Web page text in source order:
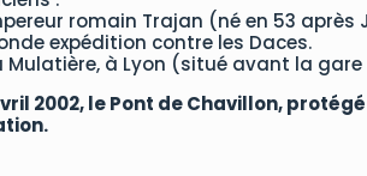
romain Trajan (né en 53
expédition contre les Daces.
Mulatière, à Lyon (situé avant la
2002, le Pont de Chavillon,